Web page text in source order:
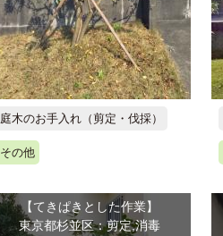
庭木のお手入れ（剪定・伐採）
その他
【てきぱきとした作業】
東京都杉並区：剪定,消毒